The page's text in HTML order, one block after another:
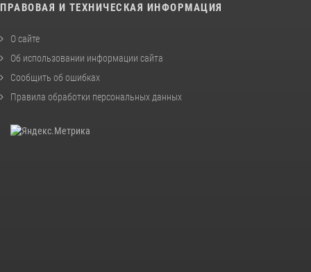
ПРАВОВАЯ И ТЕХНИЧЕСКАЯ ИНФОРМАЦИЯ
О сайте
Об использовании информации сайта
Сообщить об ошибках
Правила обработки персональных данных